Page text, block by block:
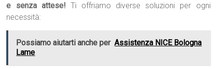
e senza attese! Ti offriamo diverse soluzioni per ogni
necessità:
Possiamo aiutarti anche per Assistenza NICE Bologna
Lame